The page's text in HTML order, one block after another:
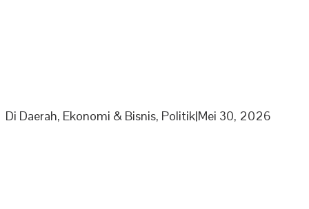
Di Daerah, Ekonomi & Bisnis, Politik|Mei 30, 2026